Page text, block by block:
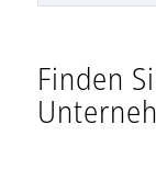
Finden